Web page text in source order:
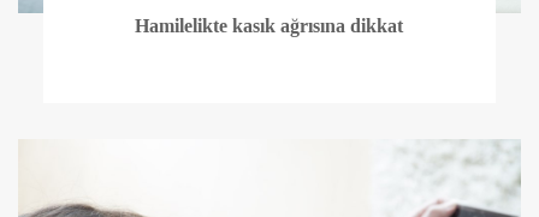
Hamilelikte kasık ağrısına dikkat